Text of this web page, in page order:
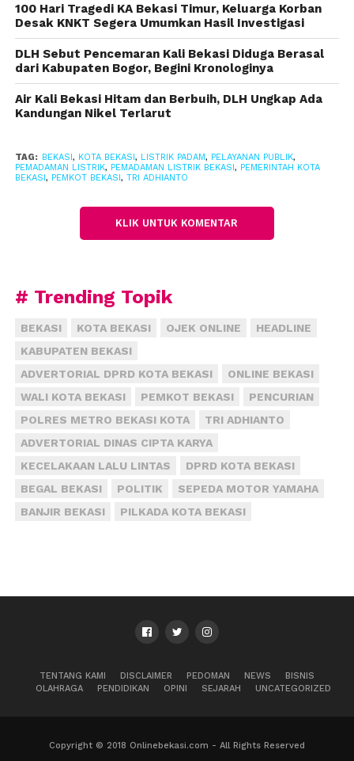
Tri juga mengimbau masyarakat untuk lebih bijak
dalam penggunaan energi listrik di tengah kondisi
tersebut.
Selain itu, Pemkot Bekasi menerapkan kebijakan
Work From Home (WFH) setiap hari Jumat bagi
Rapat dan koordinasi dilakukan secara daring untuk
“Selain mendukung efisiensi energi, kebijakan WFH
ini juga efektif menekan mobilitas dan biaya
100 Hari Tragedi KA Bekasi Timur, Keluarga Korban
Desak KNKT Segera Umumkan Hasil Investigasi
DLH Sebut Pencemaran Kali Bekasi Diduga Berasal
dari Kabupaten Bogor, Begini Kronologinya
Air Kali Bekasi Hitam dan Berbuih, DLH Ungkap Ada
Kandungan Nikel Terlarut
TAG: BEKASI, KOTA BEKASI, LISTRIK PADAM, PELAYANAN PUBLIK,
PEMADAMAN LISTRIK, PEMADAMAN LISTRIK BEKASI, PEMERINTAH KOTA
BEKASI, PEMKOT BEKASI, TRI ADHIANTO
KLIK UNTUK KOMENTAR
# Trending Topik
BEKASI KOTA BEKASI OJEK ONLINE
HEADLINE
KABUPATEN BEKASI
ADVERTORIAL DPRD KOTA BEKASI
ONLINE BEKASI
WALI KOTA BEKASI
PEMKOT BEKASI
PENCURIAN
POLRES METRO BEKASI KOTA
TRI ADHIANTO
ADVERTORIAL DINAS CIPTA KARYA
KECELAKAAN LALU LINTAS
DPRD KOTA BEKASI
BEGAL BEKASI
POLITIK
SEPEDA MOTOR YAMAHA
BANJIR BEKASI
PILKADA KOTA BEKASI
TENTANG KAMI DISCLAIMER PEDOMAN NEWS
BISNIS
OLAHRAGA
PENDIDIKAN OPINI SEJARAH UNCATEGORIZED
Copyright © 2018 Onlinebekasi.com - All Rights Reserved